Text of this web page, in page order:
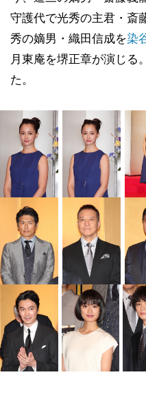
守護代で光秀の主君・斎
秀の嫡男・織田信成を染
月東庵を堺正章が演じる
た。